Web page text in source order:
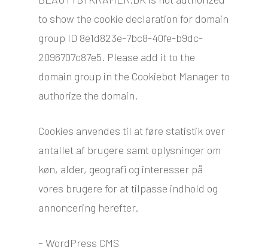
to show the cookie declaration for domain
group ID 8e1d823e-7bc8-40fe-b9dc-
2096707c87e5. Please add it to the
domain group in the Cookiebot Manager to
authorize the domain.
Cookies anvendes til at føre statistik over
antallet af brugere samt oplysninger om
køn, alder, geografi og interesser på
vores brugere for at tilpasse indhold og
annoncering herefter.​
– WordPress CMS